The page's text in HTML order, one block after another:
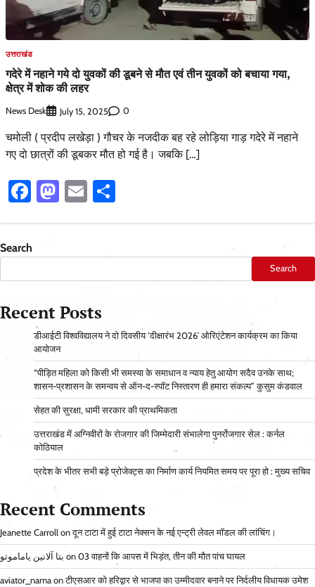
उत्तराखंड
गदेरे में नहाने गये दो युवकों की डूबने से मौत एवं तीन युवकों को बचाया गया,
क्षेत्र में शोक की लहर
News Desk July 15, 2025 0
चमोली ( प्रदीप लखेड़ा ) गौचर के नजदीक बह रहे लोड़िया गाड़ गदेरे में नहाने
गए दो छात्रों की डूबकर मौत हो गई है। जबकि […]
Facebook
Mastodon
Email
Search
Search
Recent Posts
डीआईटी विश्वविद्यालय ने दो दिवसीय ‘दीक्षारंभ 2026’ ओरिएंटेशन कार्यक्रम का किया
आयोजन
“पीड़ित महिला को किसी भी समस्या के समाधान व न्याय हेतु आयोग सदैव उनके साथ;
शासन-प्रशासन के समन्वय से ऑन-द-स्पॉट निस्तारण ही हमारा संकल्प” कुसुम कंडवाल
सेहत की सुरक्षा, धामी सरकार की प्राथमिकता
उत्तराखंड में अग्निवीरों के रोजगार की जिम्मेदारी संभालेगा पुनर्रोजगार सेल : कर्नल
कोठियाल
प्रदेश के भीतर सभी बड़े प्रोजेक्ट्स का निर्माण कार्य नियमित समय पर पूरा हो : मुख्य सचिव
Recent Comments
Jeanette Carroll onदून टाटा में हुई टाटा नेक्सन के नई एन्ट्री लेवल मॉडल की लांचिंग।
بتا آلانین یاماموتو on 03 वाहनों कि आपस में भिड़ंत, तीन की मौत पांच घायल
aviator_nama onटीएसआर को हरिद्वार से भाजपा का उम्मीदवार बनाने पर निर्दलीय विधायक उमेश